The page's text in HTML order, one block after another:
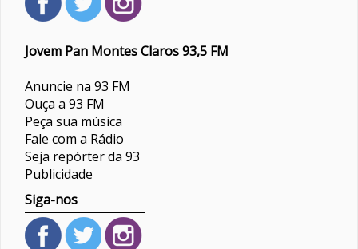
Jovem Pan Montes Claros 93,5 FM
Anuncie na 93 FM
Ouça a 93 FM
Peça sua música
Fale com a Rádio
Seja repórter da 93
Publicidade
Siga-nos